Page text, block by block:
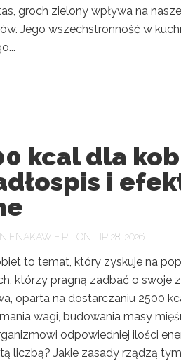
groch zielony wpływa na
Jego wszechstronność w
kcal dla
i
ON LIP 28, 2026
to temat, który zyskuje na
którzy pragną zadbać o swoje
oparta na dostarczaniu 2500
wagi, budowania masy
odpowiedniej ilości
liczbą? Jakie zasady rządzą